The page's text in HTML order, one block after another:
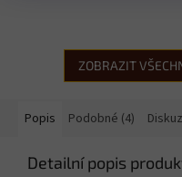
ZOBRAZIT
Popis Podobné (4)
Detailní popis